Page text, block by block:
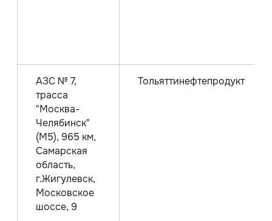
АЗС № 7,
трасса
"Москва-
Челябинск"
(М5), 965 км,
Самарская
область,
г.Жигулевск,
Московское
шоссе, 9
Тольяттинефтепродукт